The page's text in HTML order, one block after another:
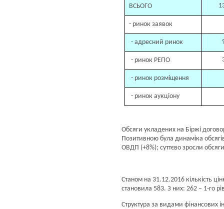
ВСЬОГО
- ринок заявок
- адресний ринок
- ринок РЕПО
- ринок розміщення
- ринок аукціону
Обсяги укладених на Біржі
Позитивною була динаміка
ОВДП (+8%); суттєво зросли
Станом на 31.12.2016 кількість
становила 583. З них: 262 – 1-го
Структура за видами фінансових